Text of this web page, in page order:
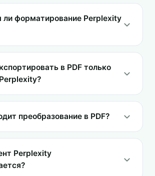
ли форматирование Perplexity
в PDF только
преобразование в PDF?
Perplexity